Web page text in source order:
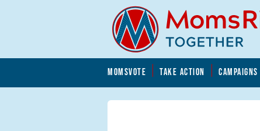
MOMSVOTE TAKE ACTION CAMPAIGNS